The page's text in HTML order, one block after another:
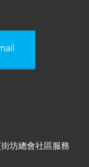
坊總會社區服務